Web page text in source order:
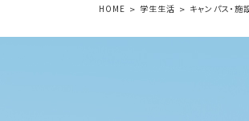
HOME 学生生活 キャンパス・施